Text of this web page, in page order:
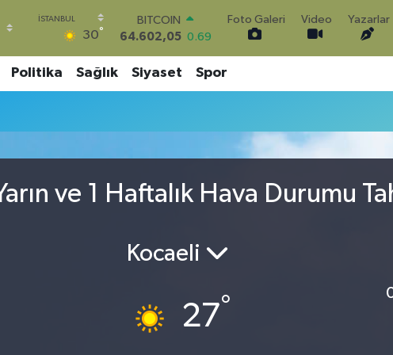
30°
BITCOIN
64.602,05 0.69
DOLAR
47,5986 0.06
BİST100
13.768
48
Foto Galeri Video Yazarlar
Politika Sağlık Siyaset Spor
ve 1 Haftalık Hava Durumu
Kocaeli
27°